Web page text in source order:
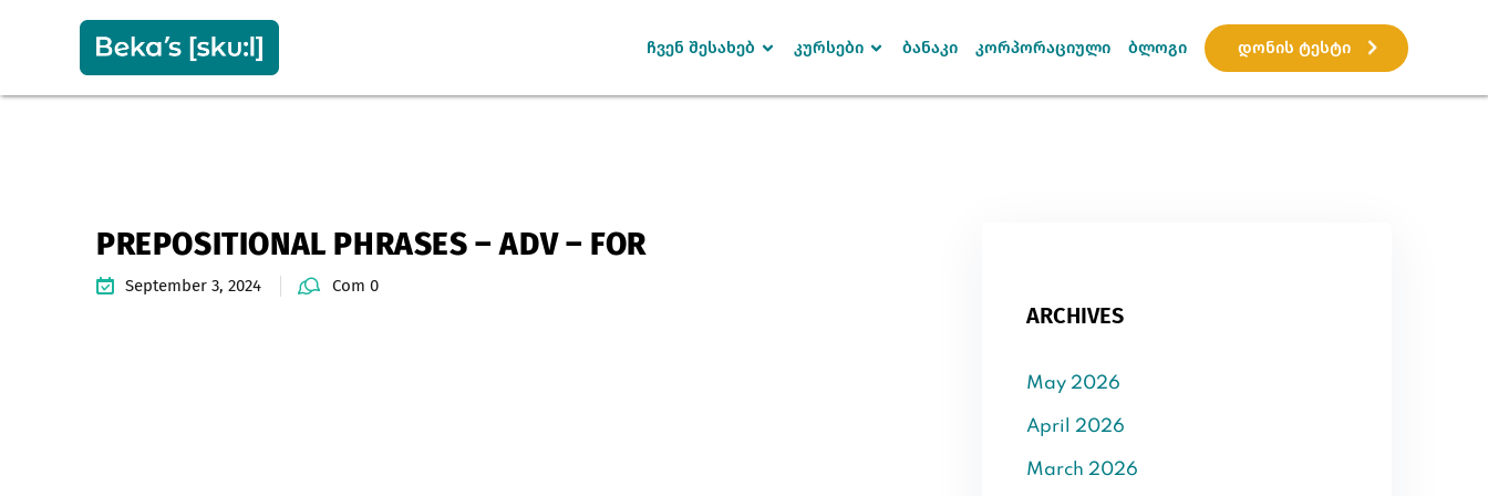
ჩვენ შესახებ კურსები ბანაკი კორპორაციული ბლოგი დონის ტესტი
PREPOSITIONAL PHRASES – ADV – FOR
September 3, 2024 Com 0
ARCHIVES
May 2026
April 2026
March 2026